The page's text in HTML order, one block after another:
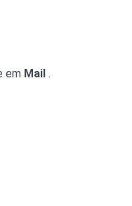
em Mail .